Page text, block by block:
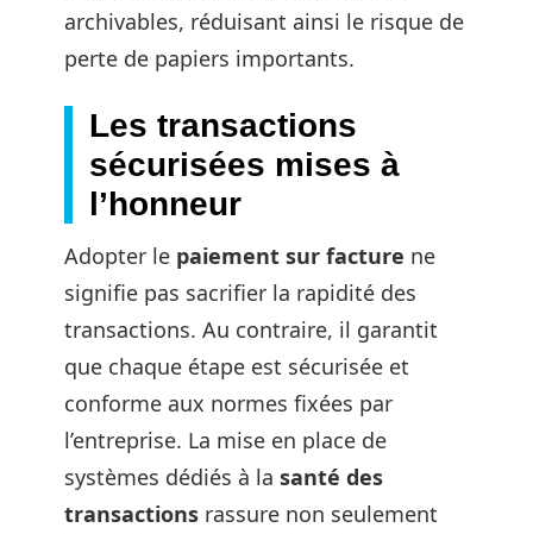
archivables, réduisant ainsi le risque de
perte de papiers importants.
Les transactions
sécurisées mises à
l’honneur
Adopter le paiement sur facture ne
signifie pas sacrifier la rapidité des
transactions. Au contraire, il garantit
que chaque étape est sécurisée et
conforme aux normes fixées par
l’entreprise. La mise en place de
systèmes dédiés à la santé des
transactions rassure non seulement